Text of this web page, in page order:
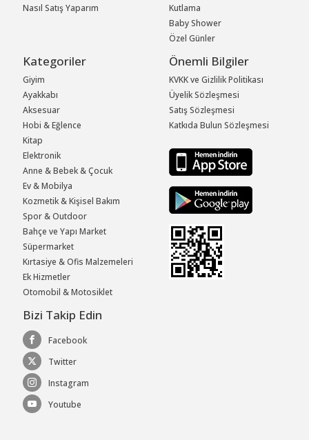
Nasıl Satış Yaparım
Kutlama
Baby Shower
Özel Günler
Kategoriler
Giyim
Ayakkabı
Aksesuar
Hobi & Eğlence
Kitap
Elektronik
Anne & Bebek & Çocuk
Ev & Mobilya
Kozmetik & Kişisel Bakım
Spor & Outdoor
Bahçe ve Yapı Market
Süpermarket
Kırtasiye & Ofis Malzemeleri
Ek Hizmetler
Otomobil & Motosiklet
Önemli Bilgiler
KVKK ve Gizlilik Politikası
Üyelik Sözleşmesi
Satış Sözleşmesi
Katkıda Bulun Sözleşmesi
Bizi Takip Edin
Facebook
Twitter
Instagram
Youtube